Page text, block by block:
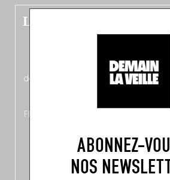
ABONNEZ-
NOS
Le nouveau guide
four !
néerlandais côté face – à moins que
découvrez
une partie mag « Nord-Zuid
Flandre, à Bruxelles et en Wallonie, ainsi